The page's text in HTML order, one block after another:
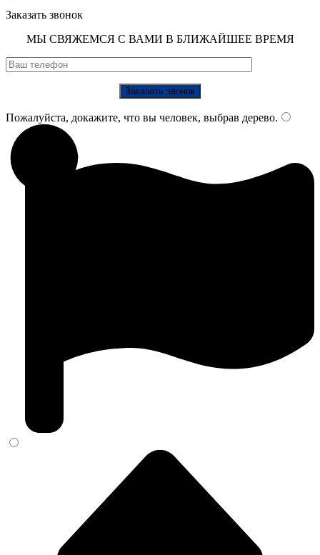
Заказать звонок
МЫ СВЯЖЕМСЯ С ВАМИ В БЛИЖАЙШЕЕ ВРЕМЯ
Пожалуйста, докажите, что вы человек, выбрав дерево.